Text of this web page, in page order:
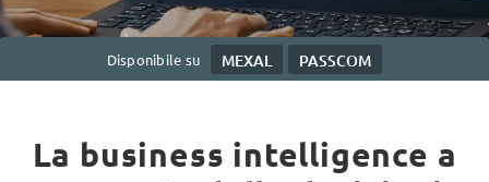
Disponibile su MEXAL PASSCOM
La business intelligence a